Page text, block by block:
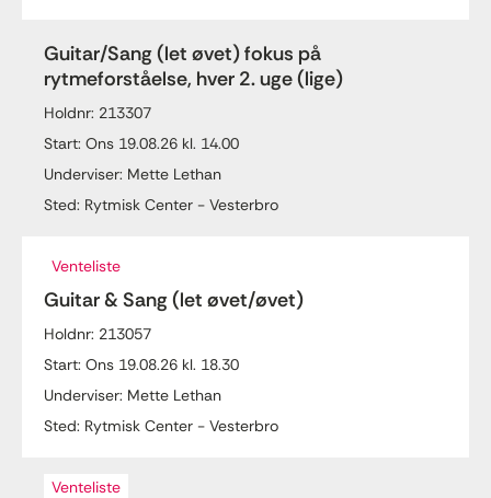
Guitar/Sang (let øvet) fokus på
rytmeforståelse, hver 2. uge (lige)
Holdnr: 213307
Start: Ons 19.08.26 kl. 14.00
Underviser: Mette Lethan
Sted: Rytmisk Center - Vesterbro
Venteliste
Guitar & Sang (let øvet/øvet)
Holdnr: 213057
Start: Ons 19.08.26 kl. 18.30
Underviser: Mette Lethan
Sted: Rytmisk Center - Vesterbro
Venteliste